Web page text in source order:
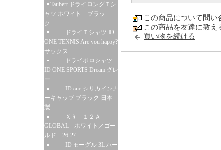
Taubert ドライロングＴシ
ャツ ホワイト ブラッ
ク
ドライＴシャツ ID
ONE TENNIS Are you happy?
サックス
ドライポロシャツ
ID ONE SPORTS Dream グレ
ー
ID one シリカインナ
ーキャップ ブラック 日本
製
ＸＲ－１２Ａ
GLOBAL ホワイト／ゴー
ルド 26-27
ID モーグル 3L ハー
この商品について問い
この商品を友達に教え
買い物を続ける